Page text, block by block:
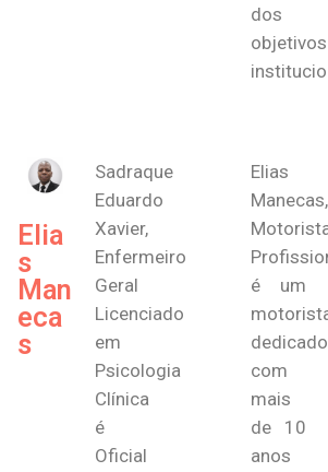
dos
objetivos
Elia
s
Man
eca
s
Sadraque
Eduardo
Xavier,
Enfermeiro
Geral
Licenciado
em
Psicologia
Clínica
é
Oficial
Elias
Manecas,
é um
dedicado
com
mais
de 10
anos